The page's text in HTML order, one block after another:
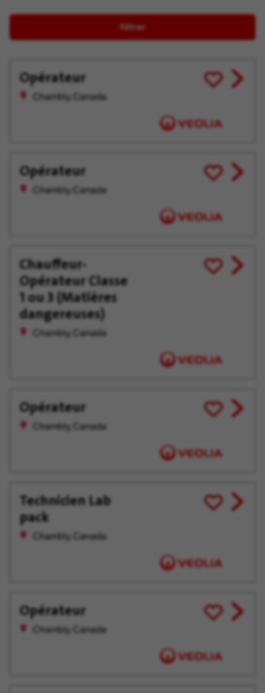
Filtrer
Opérateur
Chambly, Canada
Enregistrer
pour
tard
View
job
Opérateur
Chambly, Canada
Enregistrer
pour
tard
View
job
Chauffeur-
Opérateur Classe
1 ou 3 (Matières
dangereuses)
Chambly, Canada
Enregistrer
pour
View
job
Opérateur
Chambly, Canada
Enregistrer
pour
tard
View
job
Technicien Lab
pack
Chambly, Canada
Enregistrer
pour
View
job
Opérateur
Chambly, Canada
Enregistrer
pour
tard
View
job